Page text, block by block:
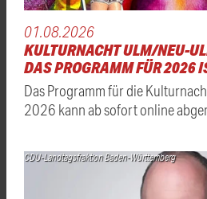
01.08.2026
KULTURNACHT ULM/NEU-
DAS PROGRAMM FÜR 2026
Das Programm für die
2026 kann ab sofort online
CDU-Landtagsfraktion Baden-Württemberg